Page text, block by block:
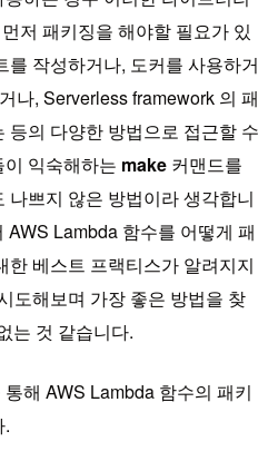
저 패키징을 해야할 필요가 있
작성하거나, 도커를 사용하거
나, Serverless framework 의 패
등의 다양한 방법으로 접근할 수
익숙해하는 make 커맨드를
나쁘지 않은 방법이라 생각합니
Lambda 함수를 어떻게 패
한 베스트 프랙티스가 알려지지
도해보며 가장 좋은 방법을 찾
는 것 같습니다.
해 AWS Lambda 함수의 패키
.